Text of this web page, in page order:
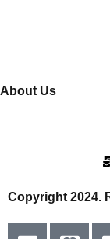
About Us
Copyright 2024.